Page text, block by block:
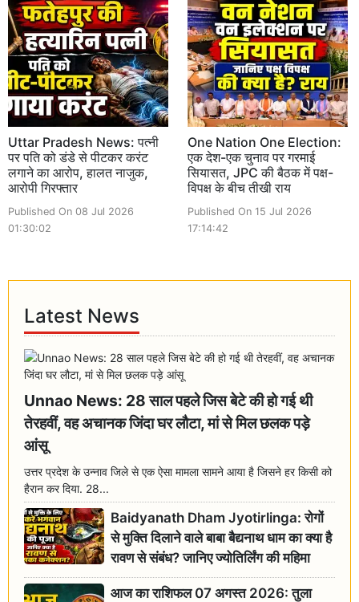
Uttar Pradesh News: पत्नी
पर पति को डंडे से पीटकर करंट
लगाने का आरोप, हालत नाजुक,
आरोपी गिरफ्तार
Published On 08 Jul 2026
01:30:02
One Nation One Election:
एक देश-एक चुनाव पर गरमाई
सियासत, JPC की बैठक में पक्ष-
विपक्ष के बीच तीखी राय
Published On 15 Jul 2026
17:14:42
Latest News
Unnao News: 28 साल पहले जिस बेटे की हो गई थी
तेरहवीं, वह अचानक जिंदा घर लौटा, मां से मिल छलक पड़े
आंसू
उत्तर प्रदेश के उन्नाव जिले से एक ऐसा मामला सामने आया है जिसने हर किसी को
हैरान कर दिया. 28...
Baidyanath Dham Jyotirlinga: रोगों
से मुक्ति दिलाने वाले बाबा बैद्यनाथ धाम का क्या है
रावण से संबंध? जानिए ज्योतिर्लिंग की महिमा
आज का राशिफल 07 अगस्त 2026: तुला